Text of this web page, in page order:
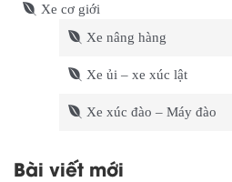
Xe cơ giới
Xe nâng hàng
Xe ủi – xe xúc lật
Xe xúc đào – Máy đào
Bài viết mới